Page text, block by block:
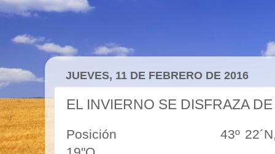
JUEVES, 11 DE FEBRERO DE 2016
EL INVIERNO SE DISFRAZA
Posición 43º 22´N,